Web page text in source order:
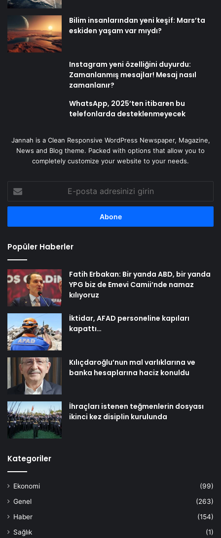
Bilim insanlarından yeni keşif: Mars’ta
eskiden yaşam var mıydı?
Instagram yeni özelliğini duyurdu:
Zamanlanmış mesajlar! Mesaj nasıl
zamanlanır?
WhatsApp, 2025’ten itibaren bu
telefonlarda desteklenmeyecek
Jannah is a Clean Responsive WordPress Newspaper, Magazine,
News and Blog theme. Packed with options that allow you to
completely customize your website to your needs.
posta
adresinizi
Popüler Haberler
Fatih Erbakan: Bir yanda ABD, bir yanda
YPG biz de Emevi Camii’nde namaz
kılıyoruz
İktidar, AFAD personeline kapıları
kapattı…
Kılıçdaroğlu’nun mal varlıklarına ve
banka hesaplarına haciz konuldu
İhraçları istenen teğmenlerin dosyası
ikinci kez disiplin kurulunda
Kategoriler
Ekonomi
(99)
Genel
(263)
Haber
(154)
Sağlık
(1)